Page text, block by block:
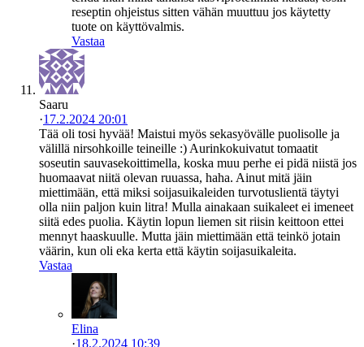
reseptin ohjeistus sitten vähän muuttuu jos käytetty
tuote on käyttövalmis.
Vastaa
Saaru
·17.2.2024 20:01
Tää oli tosi hyvää! Maistui myös sekasyövälle puolisolle ja
välillä nirsohkoille teineille :) Aurinkokuivatut tomaatit
soseutin sauvasekoittimella, koska muu perhe ei pidä niistä jos
huomaavat niitä olevan ruuassa, haha. Ainut mitä jäin
miettimään, että miksi soijasuikaleiden turvotuslientä täytyi
olla niin paljon kuin litra! Mulla ainakaan suikaleet ei imeneet
siitä edes puolia. Käytin lopun liemen sit riisin keittoon ettei
mennyt haaskuulle. Mutta jäin miettimään että teinkö jotain
väärin, kun oli eka kerta että käytin soijasuikaleita.
Vastaa
Elina
·18.2.2024 10:39